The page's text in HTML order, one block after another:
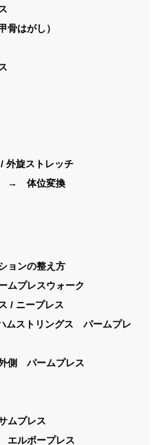
骨はがし）
外旋ストレッチ
→ 体位変換
ョンの整え方
ムプレスウォーク
/ ニープレス
ムストリングス パームプレ
側 パームプレス
ムプレス
エルボープレス